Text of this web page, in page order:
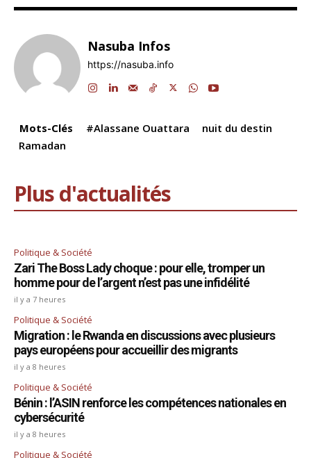
c
e
b
o
k
k
e
dI
n
at
s
A
p
e
gr
a
m
e
s
ai p ta
Nasuba Infos
https://nasuba.info
Mots-Clés #Alassane Ouattara
nuit du destin
Ramadan
Plus d'actualités
Politique & Société
Zari The Boss Lady choque : pour elle, tromper un
homme pour de l’argent n’est pas une infidélité
il y a 7 heures
Politique & Société
Migration : le Rwanda en discussions avec plusieurs
pays européens pour accueillir des migrants
il y a 8 heures
Politique & Société
Bénin : l’ASIN renforce les compétences nationales en
cybersécurité
il y a 8 heures
Politique & Société